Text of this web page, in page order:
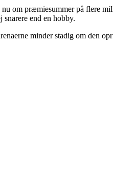
om præmiesummer på flere
end en hobby.
minder stadig om den